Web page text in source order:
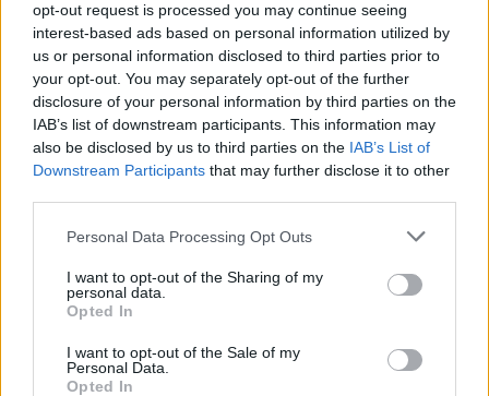
opt-out request is processed you may continue seeing
interest-based ads based on personal information utilized by
us or personal information disclosed to third parties prior to
your opt-out. You may separately opt-out of the further
disclosure of your personal information by third parties on the
IAB’s list of downstream participants. This information may
also be disclosed by us to third parties on the IAB’s List of
Downstream Participants that may further disclose it to other
Personal Data Processing Opt Outs
I want to opt-out of the Sharing of my
personal data.
Opted In
I want to opt-out of the Sale of my
Personal Data.
Opted In
Υπουργού στις διεργασίες του Γενικού μας
Συμβουλίου (31-07-2019), ότι: «δεν αφορά την
Ελληνική Αστυνομία η φύλαξη των Φυλακών».»
Για την Εκτελεστική Γραμματεία της Π.Ο.ΑΣ.Υ.
O Πρόεδρος
Γερακαράκος Γρηγόριος
Ο Γενικός Γραμματέας
Παπατσίμπας Γεώργιος